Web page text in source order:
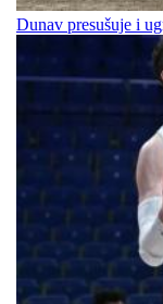
Dunav presušuje i